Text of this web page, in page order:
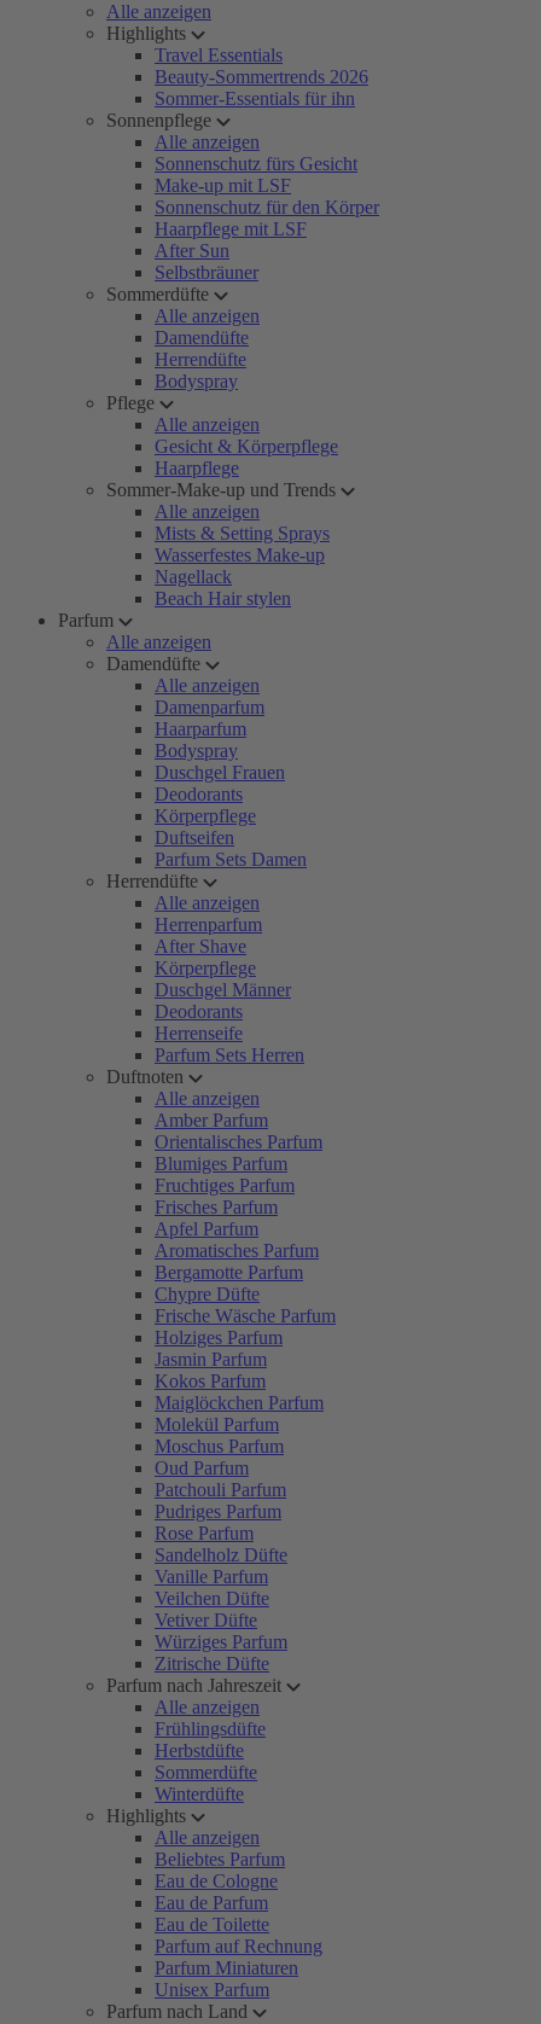
Alle anzeigen
Highlights
Travel Essentials
Beauty-Sommertrends 2026
Sommer-Essentials für ihn
Sonnenpflege
Alle anzeigen
Sonnenschutz fürs Gesicht
Make-up mit LSF
Sonnenschutz für den Körper
Haarpflege mit LSF
After Sun
Selbstbräuner
Sommerdüfte
Alle anzeigen
Damendüfte
Herrendüfte
Bodyspray
Pflege
Alle anzeigen
Gesicht & Körperpflege
Haarpflege
Sommer-Make-up und Trends
Alle anzeigen
Mists & Setting Sprays
Wasserfestes Make-up
Nagellack
Beach Hair stylen
Parfum
Alle anzeigen
Damendüfte
Alle anzeigen
Damenparfum
Haarparfum
Bodyspray
Duschgel Frauen
Deodorants
Körperpflege
Duftseifen
Parfum Sets Damen
Herrendüfte
Alle anzeigen
Herrenparfum
After Shave
Körperpflege
Duschgel Männer
Deodorants
Herrenseife
Parfum Sets Herren
Duftnoten
Alle anzeigen
Amber Parfum
Orientalisches Parfum
Blumiges Parfum
Fruchtiges Parfum
Frisches Parfum
Apfel Parfum
Aromatisches Parfum
Bergamotte Parfum
Chypre Düfte
Frische Wäsche Parfum
Holziges Parfum
Jasmin Parfum
Kokos Parfum
Maiglöckchen Parfum
Molekül Parfum
Moschus Parfum
Oud Parfum
Patchouli Parfum
Pudriges Parfum
Rose Parfum
Sandelholz Düfte
Vanille Parfum
Veilchen Düfte
Vetiver Düfte
Würziges Parfum
Zitrische Düfte
Parfum nach Jahreszeit
Alle anzeigen
Frühlingsdüfte
Herbstdüfte
Sommerdüfte
Winterdüfte
Highlights
Alle anzeigen
Beliebtes Parfum
Eau de Cologne
Eau de Parfum
Eau de Toilette
Parfum auf Rechnung
Parfum Miniaturen
Unisex Parfum
Parfum nach Land